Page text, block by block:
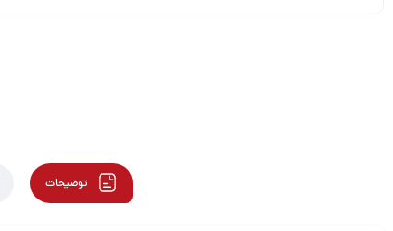
توضیحات